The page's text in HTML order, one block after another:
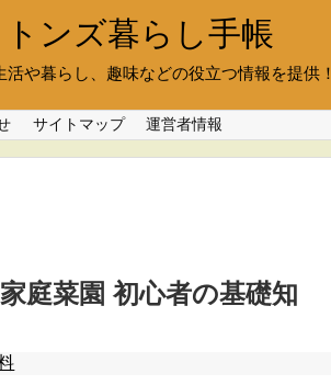
トンズ暮らし手帳
活や暮らし、趣味などの役立つ情報を提供！
サイトマップ 運営者情報
庭菜園 初心者の基礎知